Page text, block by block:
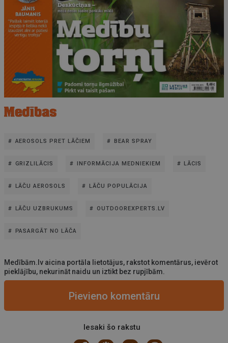
AEROSOLS PRET LĀČIEM BEAR SPRAY
GRIZLILĀCIS INFORMĀCIJA MEDNIEKIEM LĀCIS
LĀČU AEROSOLS LĀČU POPULĀCIJA
LĀČU UZBRUKUMS OUTDOOREXPERTS.LV
PASARGĀT NO LĀČA
Medībām.lv aicina portāla lietotājus, rakstot komentārus, ievērot
pieklājību, nekurināt naidu un iztikt bez rupjībām.
Pievieno komentāru
Iesaki šo rakstu